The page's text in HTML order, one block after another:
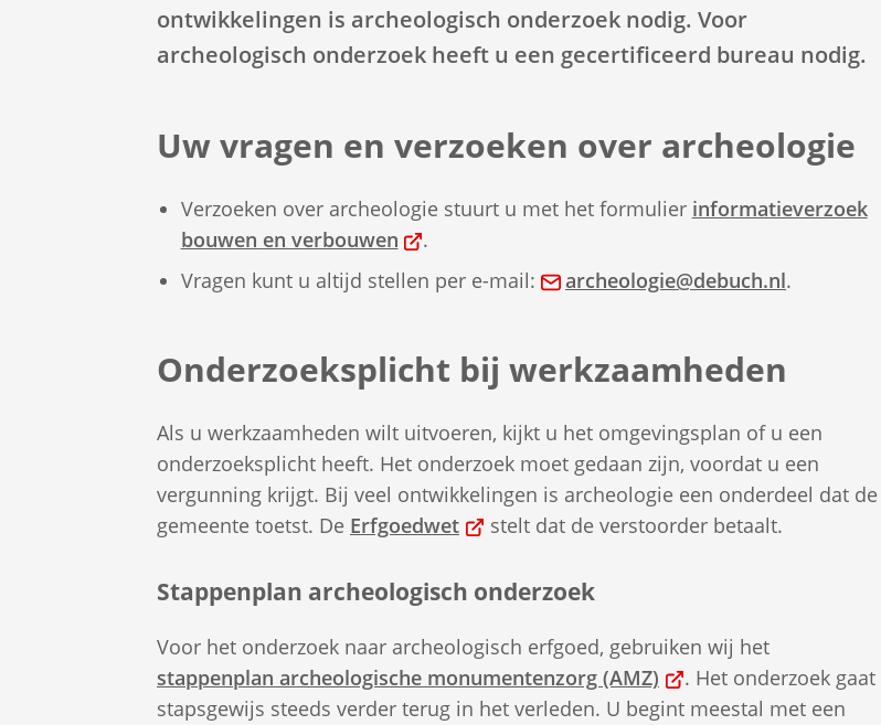
ontwikkelingen is archeologisch onderzoek nodig. Voor
archeologisch onderzoek heeft u een gecertificeerd bureau nodig.
Uw vragen en verzoeken over archeologie
Verzoeken over archeologie stuurt u met het formulier informatieverzoek
bouwen en verbouwen(Verwijst
naar
website)
.
Vragen kunt u altijd stellen per e-mail:
archeologie@debuch.nl(Verwijst
.
Onderzoeksplicht bij werkzaamheden
Als u werkzaamheden wilt uitvoeren, kijkt u het omgevingsplan of u een
onderzoeksplicht heeft. Het onderzoek moet gedaan zijn, voordat u een
vergunning krijgt. Bij veel ontwikkelingen is archeologie een onderdeel dat de
gemeente toetst. De Erfgoedwet(Verwijst
een
website)
stelt dat de verstoorder betaalt.
Stappenplan archeologisch onderzoek
Voor het onderzoek naar archeologisch erfgoed, gebruiken wij het
stappenplan archeologische monumentenzorg (AMZ) (Verwijst
naar
. Het onderzoek gaat
stapsgewijs steeds verder terug in het verleden. U begint meestal met een